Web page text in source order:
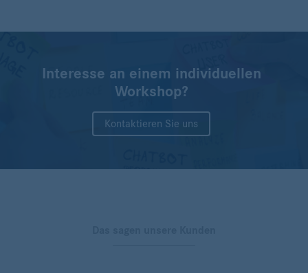
Interesse an einem individuellen
Workshop?
Kontaktieren Sie uns